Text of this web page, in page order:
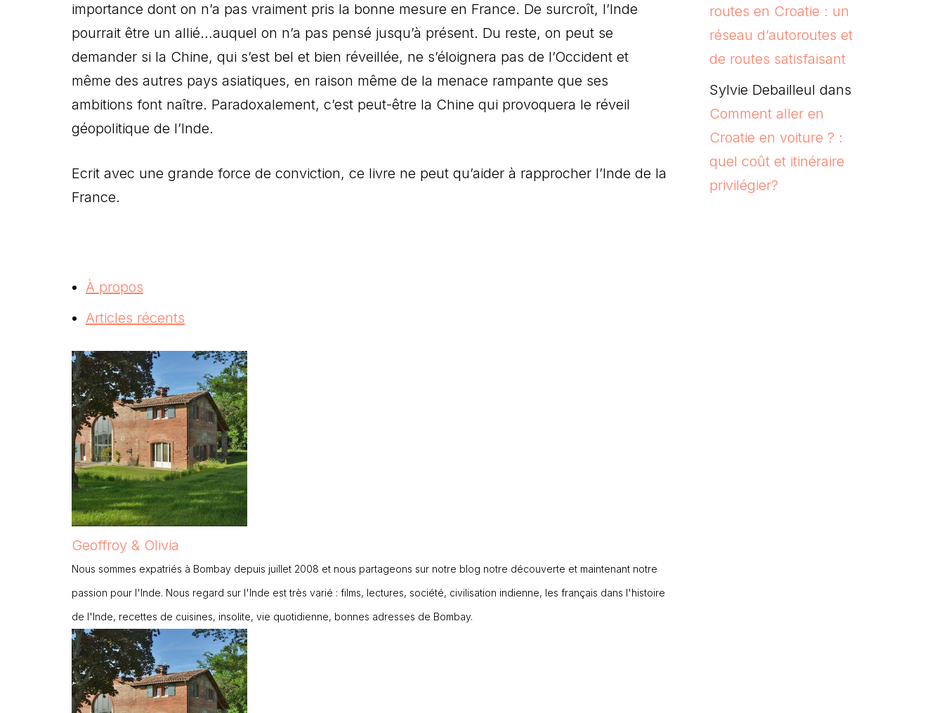
importance dont on n’a pas vraiment pris la bonne mesure en France. De surcroît, l’Inde
pourrait être un allié…auquel on n’a pas pensé jusqu’à présent. Du reste, on peut se
demander si la Chine, qui s’est bel et bien réveillée, ne s’éloignera pas de l’Occident et
même des autres pays asiatiques, en raison même de la menace rampante que ses
ambitions font naître. Paradoxalement, c’est peut-être la Chine qui provoquera le réveil
géopolitique de l’Inde.
Ecrit avec une grande force de conviction, ce livre ne peut qu’aider à rapprocher l’Inde de la
France.
À propos
Articles récents
Geoffroy & Olivia
Nous sommes expatriés à Bombay depuis juillet 2008 et nous partageons sur notre blog notre découverte et maintenant notre
passion pour l'Inde. Nous regard sur l'Inde est très varié : films, lectures, société, civilisation indienne, les français dans l'histoire
de l'Inde, recettes de cuisines, insolite, vie quotidienne, bonnes adresses de Bombay.
routes en Croatie : un
réseau d’autoroutes et
de routes satisfaisant
Sylvie Debailleul dans
Comment aller en
Croatie en voiture ? :
quel coût et itinéraire
privilégier?